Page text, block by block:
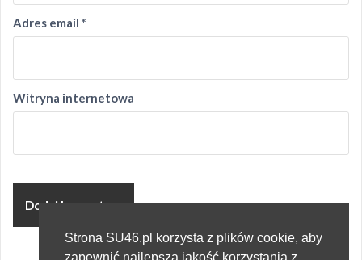
Adres email *
Witryna internetowa
Strona SU46.pl korzysta z plików cookie, aby